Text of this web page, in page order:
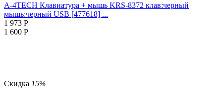
A-4TECH Клавиатура + мышь KRS-8372 клав:черный
мышь:черный USB [477618] ...
1 973 Р
1 600 Р
Скидка 15%